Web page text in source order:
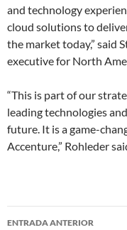
and technology
cloud solutions to
the market today,” said
executive for North
“This is part of our
leading technologies
future. It is a game-
Accenture,” Rohleder
Navegador
ENTRADA ANTERIOR